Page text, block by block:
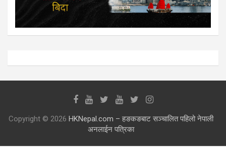
Copyright © 2026 HKNepal.com – हङकङबाट सञ्चालित पहिलो नेपाली
अनलाईन पत्रिका